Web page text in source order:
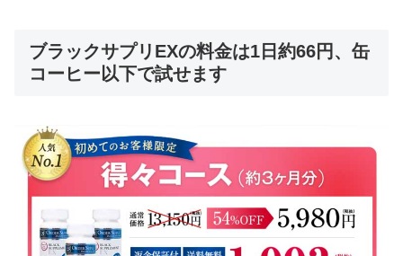
ブラックサプリEXの料金は1日約66円、缶
コーヒー以下で試せます